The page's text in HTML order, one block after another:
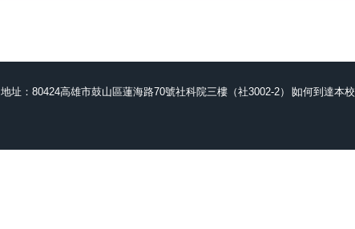
地址：80424高雄市鼓山區蓮海路70號社科院三樓（社3002-2）∣如何到達本校